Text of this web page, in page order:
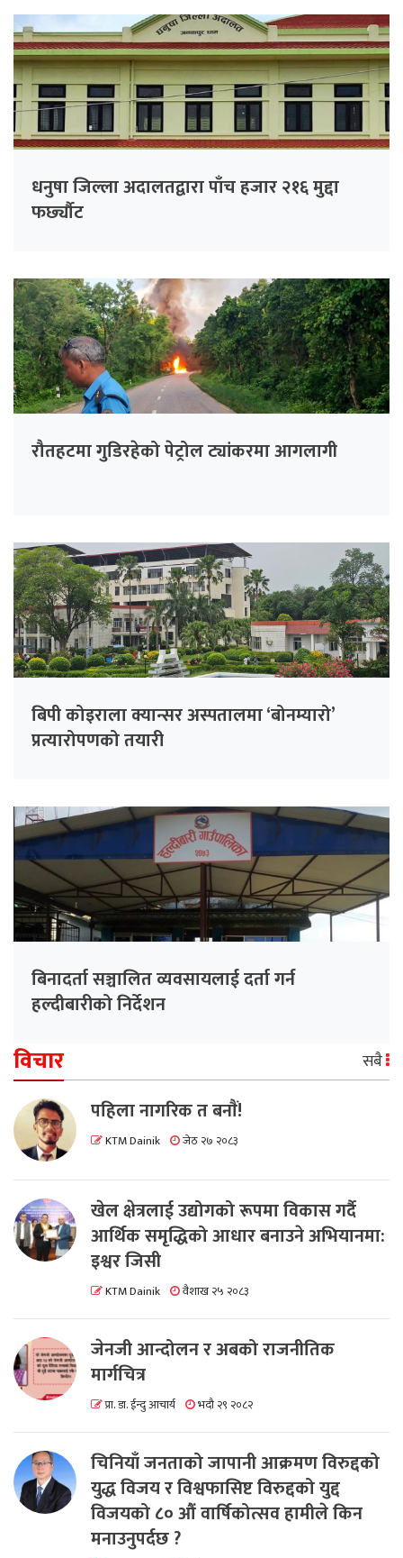
धनुषा जिल्ला अदालतद्वारा पाँच हजार २१६ मुद्दा
फर्छ्यौट
रौतहटमा गुडिरहेको पेट्रोल ट्यांकरमा आगलागी
बिपी कोइराला क्यान्सर अस्पतालमा ‘बोनम्यारो’
प्रत्यारोपणको तयारी
बिनादर्ता सञ्चालित व्यवसायलाई दर्ता गर्न
हल्दीबारीको निर्देशन
विचार सबै
पहिला नागरिक त बनाैं!
KTM Dainik जेठ २७ २०८३
खेल क्षेत्रलाई उद्योगको रूपमा विकास गर्दै
आर्थिक समृद्धिको आधार बनाउने अभियानमा:
इश्वर जिसी
KTM Dainik वैशाख २५ २०८३
जेनजी आन्दोलन र अबको राजनीतिक
मार्गचित्र
प्रा. डा. ईन्दु आचार्य भदौ २९ २०८२
चिनियाँ जनताको जापानी आक्रमण विरुद्दको
युद्ध विजय र विश्वफासिष्ट विरुद्दको युद्द
विजयको ८० औं वार्षिकोत्सव हामीले किन
मनाउनुपर्दछ ?